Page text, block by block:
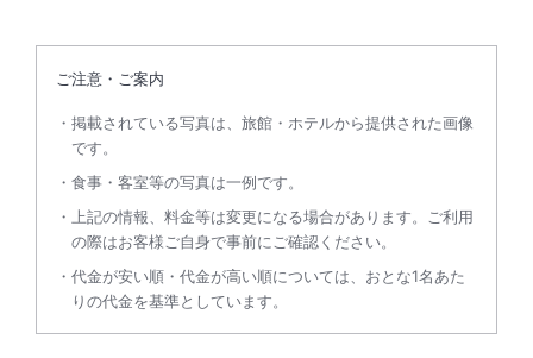
ご注意・ご案内
掲載されている写真は、旅館・ホテルから提供された画像
です。
食事・客室等の写真は一例です。
上記の情報、料金等は変更になる場合があります。ご利用
の際はお客様ご自身で事前にご確認ください。
代金が安い順・代金が高い順については、おとな1名あた
りの代金を基準としています。